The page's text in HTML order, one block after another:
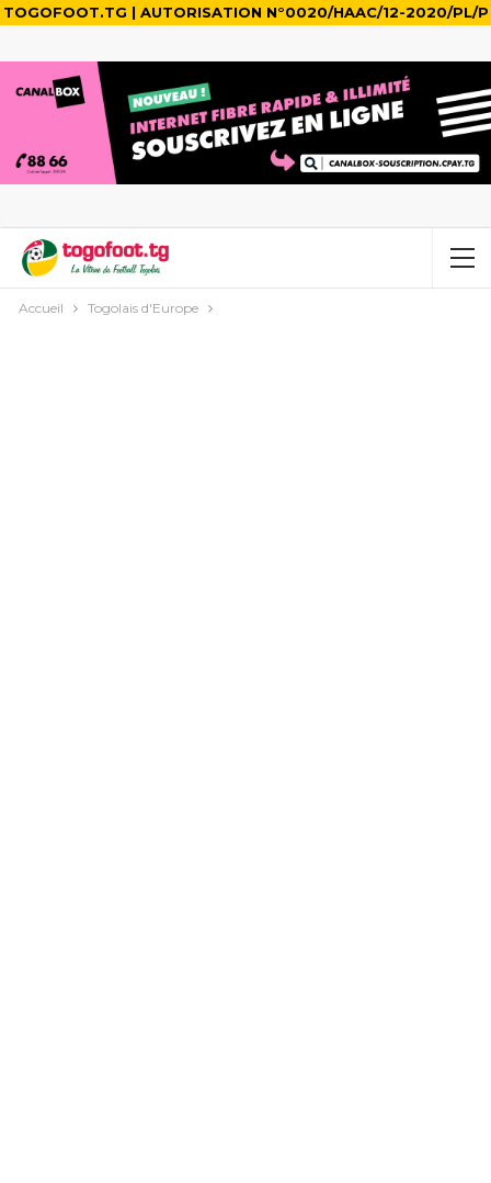
TOGOFOOT.TG | AUTORISATION N°0020/HAAC/12-2020/PL/P
Accueil Togolais d'Europe